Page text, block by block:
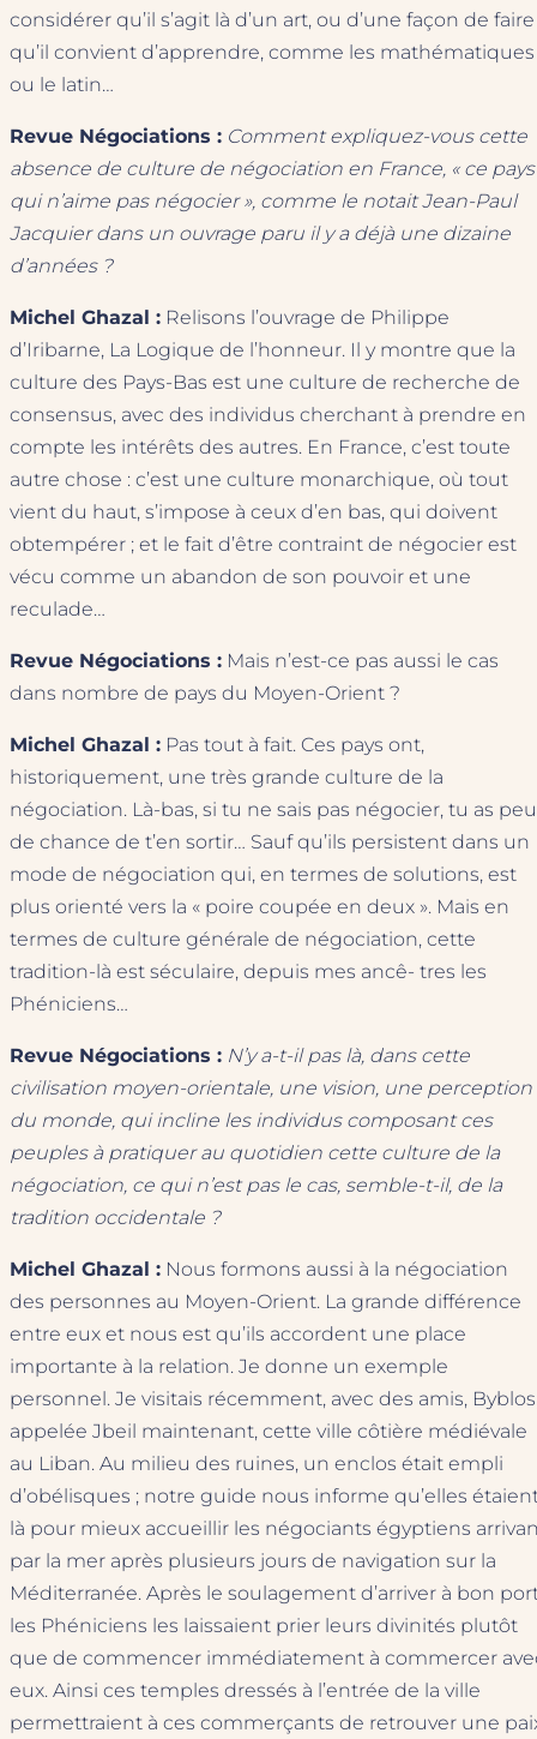
considérer qu’il s’agit là d’un art, ou d’une façon de faire
qu’il convient d’apprendre, comme les mathématiques
ou le latin…
Revue Négociations : Comment expliquez-vous cette
absence de culture de négociation en France, « ce pays
qui n’aime pas négocier », comme le notait Jean-Paul
Jacquier dans un ouvrage paru il y a déjà une dizaine
d’années ?
Michel Ghazal : Relisons l’ouvrage de Philippe
d’Iribarne, La Logique de l’honneur. Il y montre que la
culture des Pays-Bas est une culture de recherche de
consensus, avec des individus cherchant à prendre en
compte les intérêts des autres. En France, c’est toute
autre chose : c’est une culture monarchique, où tout
vient du haut, s’impose à ceux d’en bas, qui doivent
obtempérer ; et le fait d’être contraint de négocier est
vécu comme un abandon de son pouvoir et une
reculade…
Revue Négociations : Mais n’est-ce pas aussi le cas
dans nombre de pays du Moyen-Orient ?
Michel Ghazal : Pas tout à fait. Ces pays ont,
historiquement, une très grande culture de la
négociation. Là-bas, si tu ne sais pas négocier, tu as peu
de chance de t’en sortir… Sauf qu’ils persistent dans un
mode de négociation qui, en termes de solutions, est
plus orienté vers la « poire coupée en deux ». Mais en
termes de culture générale de négociation, cette
tradition-là est séculaire, depuis mes ancê- tres les
Phéniciens…
Revue Négociations : N’y a-t-il pas là, dans cette
civilisation moyen-orientale, une vision, une perception
du monde, qui incline les individus composant ces
peuples à pratiquer au quotidien cette culture de la
négociation, ce qui n’est pas le cas, semble-t-il, de la
tradition occidentale ?
Michel Ghazal : Nous formons aussi à la négociation
des personnes au Moyen-Orient. La grande différence
entre eux et nous est qu’ils accordent une place
importante à la relation. Je donne un exemple
personnel. Je visitais récemment, avec des amis,
appelée Jbeil maintenant, cette ville côtière médiévale
au Liban. Au milieu des ruines, un enclos était empli
d’obélisques ; notre guide nous informe qu’elles
là pour mieux accueillir les négociants égyptiens
par la mer après plusieurs jours de navigation sur la
Méditerranée. Après le soulagement d’arriver à bon
les Phéniciens les laissaient prier leurs divinités plutôt
que de commencer immédiatement à commercer
eux. Ainsi ces temples dressés à l’entrée de la ville
permettraient à ces commerçants de retrouver une